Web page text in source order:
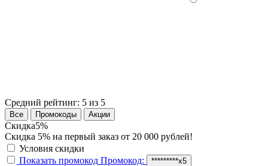
Средний рейтинг: 5 из 5
Все Промокоды Акции
Скидка5%
Скидка 5% на первый заказ от 20 000 рублей!
Условия скидки
Показать промокод Промокод: *********x5